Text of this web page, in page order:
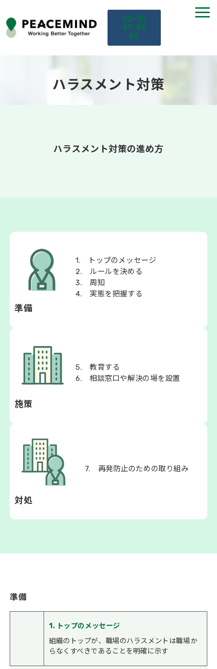
03-35
41-86
56
会社概要
ハラスメント対策
ハラスメント対策の進め方
準備
1. トップのメッセージ
2. ルールを決める
3. 周知
4. 実態を把握する
施策
5. 教育する
6. 相談窓口や解決の場を設置
対処
7. 再発防止のための取り組み
準備
1. トップのメッセージ
組織のトップが、職場のハラスメントは職場か
らなくすべきであることを明確に示す